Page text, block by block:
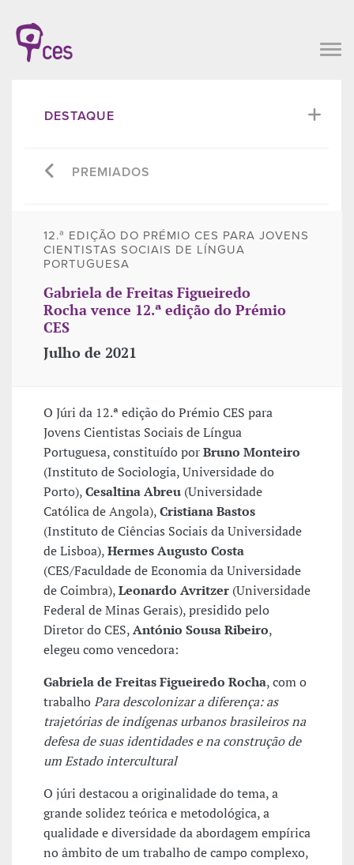
DESTAQUE
PREMIADOS
12.ª EDIÇÃO DO PRÉMIO CES PARA JOVENS
CIENTISTAS SOCIAIS DE LÍNGUA
PORTUGUESA
Gabriela de Freitas Figueiredo
Rocha vence 12.ª edição do Prémio
CES
Julho de 2021
O Júri da 12.ª edição do Prémio CES para
Jovens Cientistas Sociais de Língua
Portuguesa, constituído porBruno Monteiro
(Instituto de Sociologia, Universidade do
Porto),Cesaltina Abreu (Universidade
Católica de Angola),Cristiana Bastos
(Instituto de Ciências Sociais da Universidade
de Lisboa),Hermes Augusto Costa
(CES/Faculdade de Economia da Universidade
de Coimbra),Leonardo Avritzer (Universidade
Federal de Minas Gerais), presidido pelo
Diretor do CES,António Sousa Ribeiro,
elegeu como vencedora:
Gabriela de Freitas Figueiredo Rocha, com o
trabalhoPara descolonizar a diferença: as
trajetórias de indígenas urbanos brasileiros na
defesa de suas identidades e na construção de
um Estado intercultural
O júri destacou a originalidade do tema, a
grande solidez teórica e metodológica, a
qualidade e diversidade da abordagem empírica
no âmbito de um trabalho de campo complexo,